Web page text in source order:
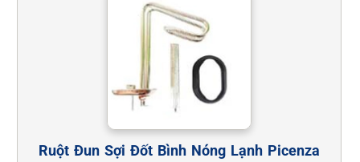
Ruột Đun Sợi Đốt Bình Nóng Lạnh Picenza